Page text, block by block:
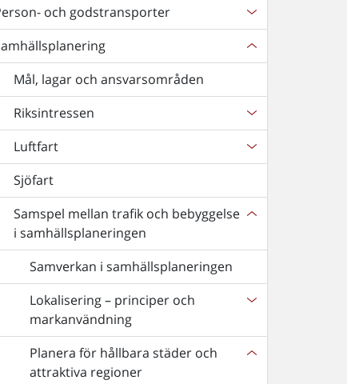
och godstransporter
Mål, lagar och ansvarsområden
Riksintressen
Luftfart
Sjöfart
Samspel mellan trafik och bebyggelse
i samhällsplaneringen
Samverkan i samhällsplaneringen
Lokalisering – principer och
markanvändning
Planera för hållbara städer och
attraktiva regioner